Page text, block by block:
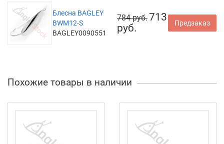
Блесна BAGLEY
BWM12-S
BAGLEY0090551
784 руб.713
руб.
Предзаказ
Похожие товары в наличии